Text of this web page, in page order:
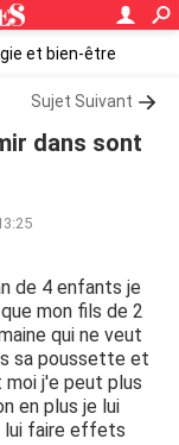
et bien-être
Sujet Suivant
dans sont
de 4 enfants je
mon fils de 2
qui ne veut
sa poussette et
j'e peut plus
en plus je lui
lui faire effets